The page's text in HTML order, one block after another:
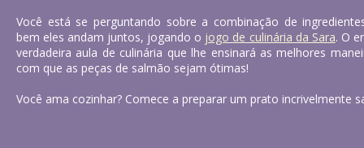
Você está se perguntando sobre a combinação de
bem eles andam juntos, jogando o jogo de culinária da Sara. O
verdadeira aula de culinária que lhe ensinará as melhores
com que as peças de salmão sejam ótimas!
Você ama cozinhar? Comece a preparar um prato incrivelmente